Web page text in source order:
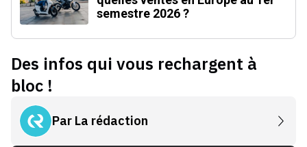
semestre 2026 ?
Des infos qui vous rechargent à
bloc !
Par La rédaction